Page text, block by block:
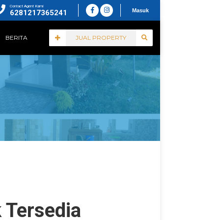
Contact Agent Kami
6281217365241 Masuk
JUAL PROPERTY
BERITA